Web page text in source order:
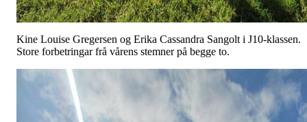
Kine Louise Gregersen og Erika Cassandra Sangolt i J10-klassen.
Store forbetringar frå vårens stemner på begge to.